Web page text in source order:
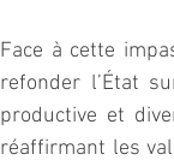
Face à cette
refonder l’État
productive et
réaffirmant les